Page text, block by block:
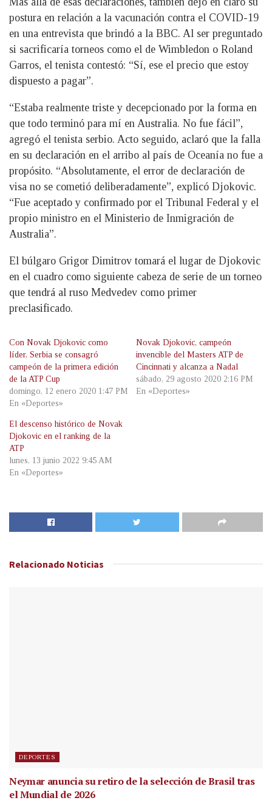
postura en relación a la vacunación contra el COVID-19
en una entrevista que brindó a la BBC. Al ser preguntado
si sacrificaría torneos como el de Wimbledon o Roland
Garros, el tenista contestó: “Sí, ese el precio que estoy
dispuesto a pagar”.
“Estaba realmente triste y decepcionado por la forma en
que todo terminó para mí en Australia. No fue fácil”,
agregó el tenista serbio. Acto seguido, aclaró que la falla
en su declaración en el arribo al país de Oceanía no fue a
propósito. “Absolutamente, el error de declaración de
visa no se cometió deliberadamente”, explicó Djokovic.
“Fue aceptado y confirmado por el Tribunal Federal y el
propio ministro en el Ministerio de Inmigración de
Australia”.
El búlgaro Grigor Dimitrov tomará el lugar de Djokovic
en el cuadro como siguiente cabeza de serie de un torneo
que tendrá al ruso Medvedev como primer
preclasificado.
Con Novak Djokovic como
líder, Serbia se consagró
campeón de la primera edición
de la ATP Cup
domingo, 12 enero 2020 1:47 PM
En «Deportes»
Novak Djokovic, campeón
invencible del Masters ATP de
Cincinnati y alcanza a Nadal
sábado, 29 agosto 2020 2:16 PM
En «Deportes»
El descenso histórico de Novak
Djokovic en el ranking de la
ATP
lunes, 13 junio 2022 9:45 AM
En «Deportes»
Relacionado Noticias
DEPORTES
Neymar anuncia su retiro de la selección de Brasil tras
el Mundial de 2026